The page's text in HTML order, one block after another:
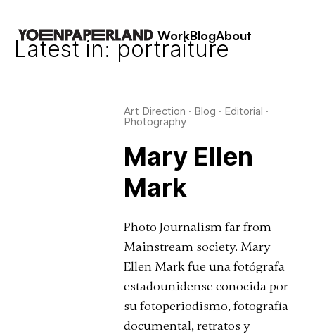
WorkBlogAbout
Latest in: portraiture
Art Direction · Blog · Editorial ·
Photography
Mary Ellen
Mark
Photo Journalism far from
Mainstream society. Mary
Ellen Mark fue una fotógrafa
estadounidense conocida por
su fotoperiodismo, fotografía
documental, retratos y